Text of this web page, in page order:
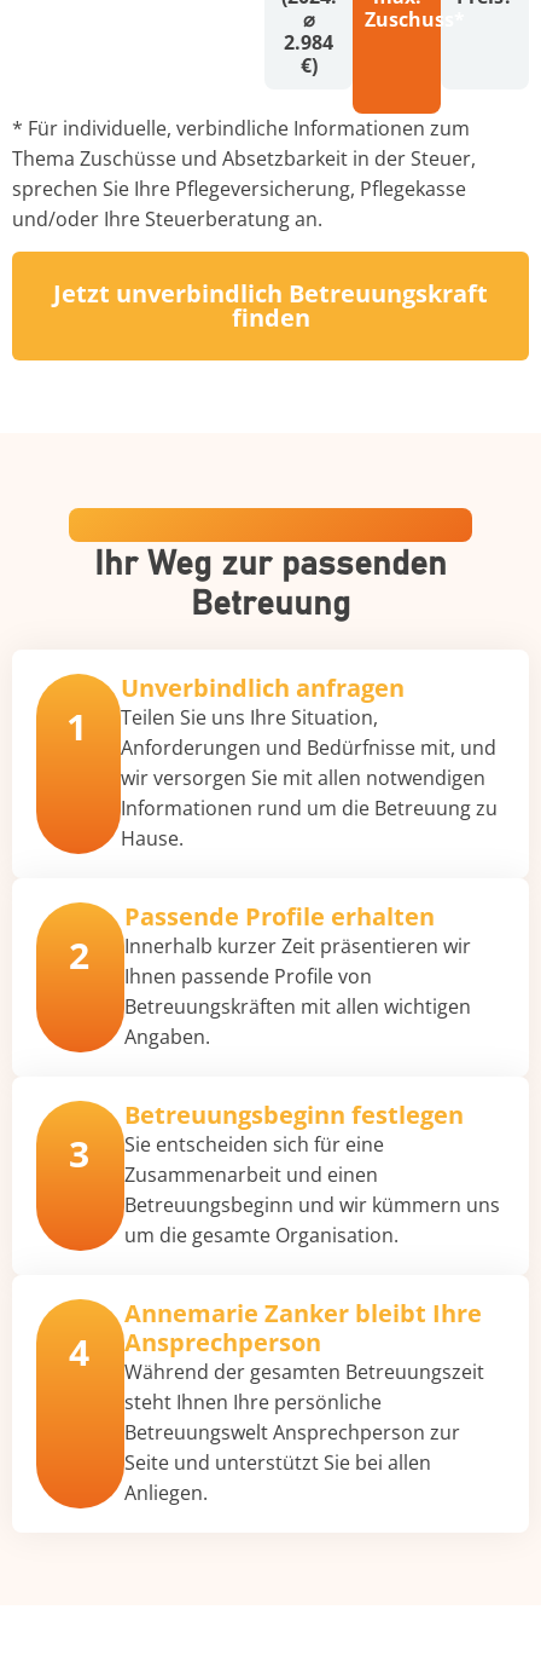
⌀
2.984
€)
Zuschuss*
* Für individuelle, verbindliche Informationen zum
Thema Zuschüsse und Absetzbarkeit in der Steuer,
sprechen Sie Ihre Pflegeversicherung, Pflegekasse
und/oder Ihre Steuerberatung an.
Jetzt unverbindlich Betreuungskraft
finden
Ein transparenter Prozess
Ihr Weg zur passenden
Betreuung
1
Unverbindlich anfragen
Teilen Sie uns Ihre Situation,
Anforderungen und Bedürfnisse mit, und
wir versorgen Sie mit allen notwendigen
Informationen rund um die Betreuung zu
Hause.
2
Passende Profile erhalten
Innerhalb kurzer Zeit präsentieren wir
Ihnen passende Profile von
Betreuungskräften mit allen wichtigen
Angaben.
3
Betreuungsbeginn festlegen
Sie entscheiden sich für eine
Zusammenarbeit und einen
Betreuungsbeginn und wir kümmern uns
um die gesamte Organisation.
4
Annemarie Zanker bleibt Ihre
Ansprechperson
Während der gesamten Betreuungszeit
steht Ihnen Ihre persönliche
Betreuungswelt Ansprechperson zur
Seite und unterstützt Sie bei allen
Anliegen.